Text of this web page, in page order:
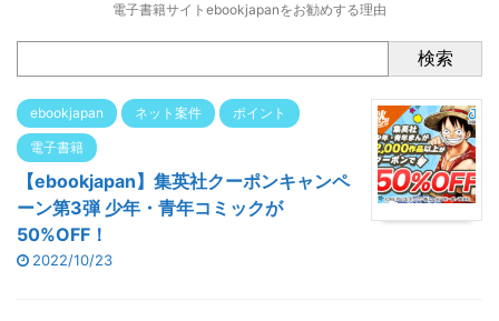
電子書籍サイトebookjapanをお勧めする理由
検索
ebookjapan ネット案件 ポイント
電子書籍
【ebookjapan】集英社クーポンキャンペ
ーン第3弾 少年・青年コミックが
50%OFF！
2022/10/23